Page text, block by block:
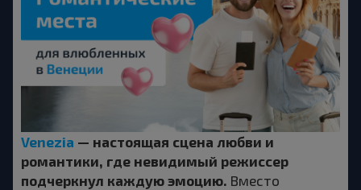
Venezia — настоящая сцена любви и
романтики, где невидимый режиссер
подчеркнул каждую эмоцию. Вместо